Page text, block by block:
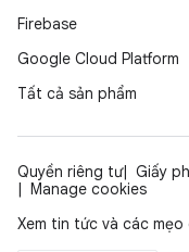
Firebase
Google Cloud Platform
Tất cả sản phẩm
Quyền riêng tư Giấy
Manage cookies
Xem tin tức và các mẹo